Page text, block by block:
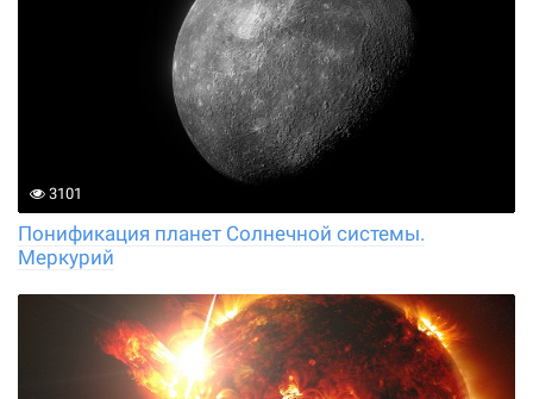
3101
Понификация планет Солнечной системы.
Меркурий